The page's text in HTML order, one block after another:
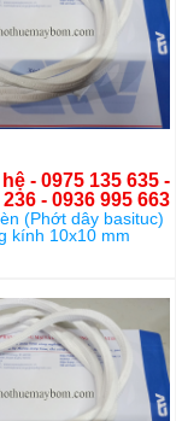
- 0975 135 635 -
- 0936 995 663
(Phớt dây basituc)
kính 10x10 mm